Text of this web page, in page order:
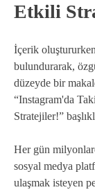
Etkili
İçerik
bulundurarak,
düzeyde bir
“Instagram'da
Stratejiler!”
Her gün
sosyal medya
ulaşmak isteyen